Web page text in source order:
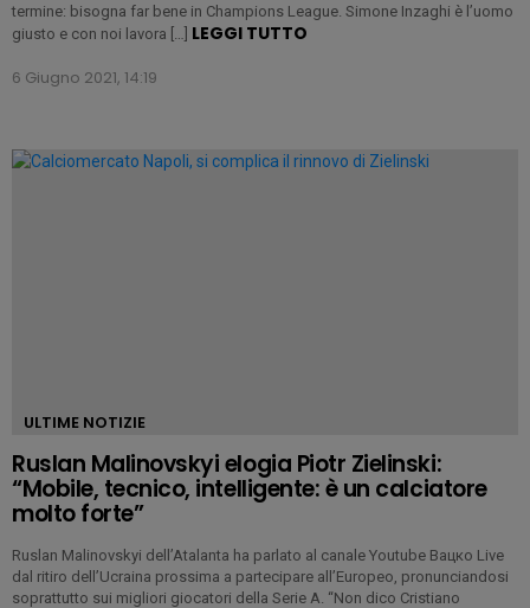
termine: bisogna far bene in Champions League. Simone Inzaghi è l’uomo
giusto e con noi lavora […] LEGGI TUTTO
6 Giugno 2021, 14:19
ULTIME NOTIZIE
Ruslan Malinovskyi elogia Piotr Zielinski:
“Mobile, tecnico, intelligente: è un calciatore
molto forte”
Ruslan Malinovskyi dell’Atalanta ha parlato al canale Youtube Вацко Live
dal ritiro dell’Ucraina prossima a partecipare all’Europeo, pronunciandosi
soprattutto sui migliori giocatori della Serie A. “Non dico Cristiano